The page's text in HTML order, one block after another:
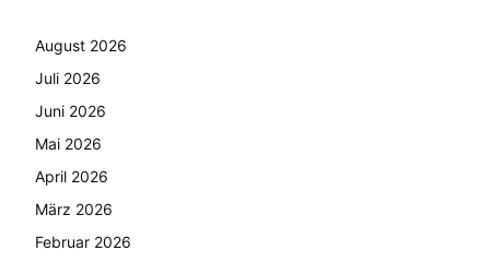
August 2026
Juli 2026
Juni 2026
Mai 2026
April 2026
März 2026
Februar 2026